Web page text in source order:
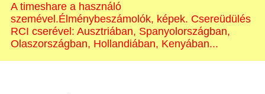
A timeshare a használó
szemével.Élménybeszámolók, képek. Csereüdülés
RCI cserével: Ausztriában, Spanyolországban,
Olaszországban, Hollandiában, Kenyában...